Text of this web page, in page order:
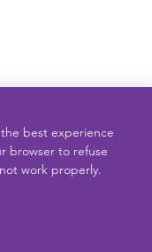
best experience
browser to refuse
work properly.